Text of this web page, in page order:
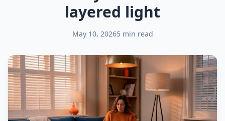
layered light
May 10, 20265 min read